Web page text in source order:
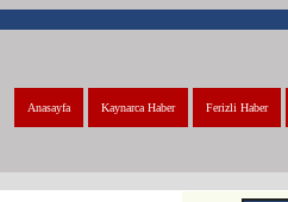
Ferizli Haber
Kaynarca Haber
Anasayfa